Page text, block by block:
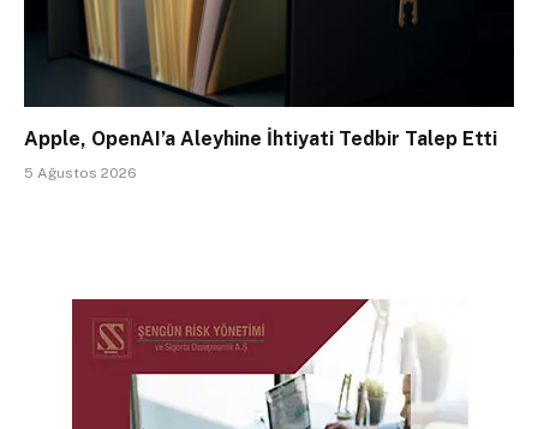
Apple, OpenAI’a Aleyhine İhtiyati Tedbir Talep Etti
5 Ağustos 2026